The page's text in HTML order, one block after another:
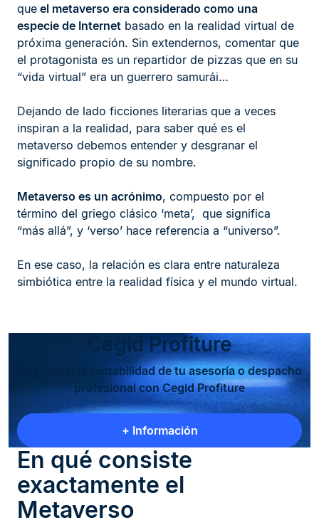
que el metaverso era considerado como una
especie de Internet basado en la realidad virtual de
próxima generación. Sin extendernos, comentar que
el protagonista es un repartidor de pizzas que en su
“vida virtual” era un guerrero samurái…
Dejando de lado ficciones literarias que a veces
inspiran a la realidad, para saber qué es el
metaverso debemos entender y desgranar el
significado propio de su nombre.
Metaverso es un acrónimo, compuesto por el
término del griego clásico ‘meta’, que significa
“más allá”, y ‘verso’ hace referencia a “universo”.
En ese caso, la relación es clara entre naturaleza
simbiótica entre la realidad física y el mundo virtual.
Cegid Profiture
Haz crecer la rentabilidad de tu asesoría o despacho
profesional con Cegid Profiture
+ Información
En qué consiste
exactamente el
Metaverso